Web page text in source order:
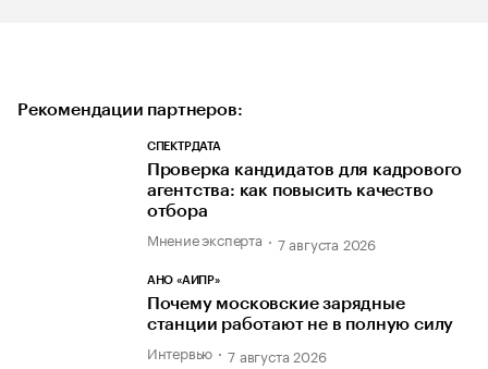
Рекомендации партнеров:
СПЕКТРДАТА
Проверка кандидатов для кадрового
агентства: как повысить качество
отбора
Мнение эксперта 7 августа 2026
АНО «АИПР»
Почему московские зарядные
станции работают не в полную силу
Интервью 7 августа 2026